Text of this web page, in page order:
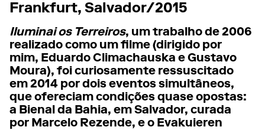
Frankfurt, Salvador/2015
Iluminai os Terreiros, um trabalho de 2006
realizado como um filme (dirigido por
mim, Eduardo Climachauska e Gustavo
Moura), foi curiosamente ressuscitado
em 2014 por dois eventos simultâneos,
que ofereciam condições quase opostas:
a Bienal da Bahia, em Salvador, curada
por Marcelo Rezende, e o Evakuieren